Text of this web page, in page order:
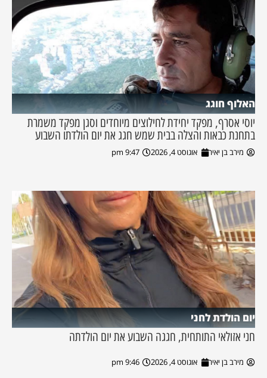
האלוף חוגג
יוסי אסרף, מפקד יחידת לחילוצים מיוחדים וסגן מפקד משמרת
בתחנת כבאות והצלה בבית שמש חגג את יום הולדתו השבוע
מירב בן יאיר אוגוסט 4, 2026 9:47 pm
יום הולדת לחני
חני אזולאי התותחית, חגגה השבוע את יום הולדתה
מירב בן יאיר אוגוסט 4, 2026 9:46 pm